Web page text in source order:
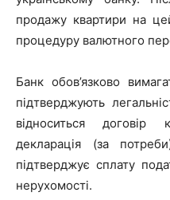
продажу квартири на
процедуру валютного
Банк обов’язково
підтверджують
відноситься договір
декларація (за
підтверджує сплату
нерухомості.